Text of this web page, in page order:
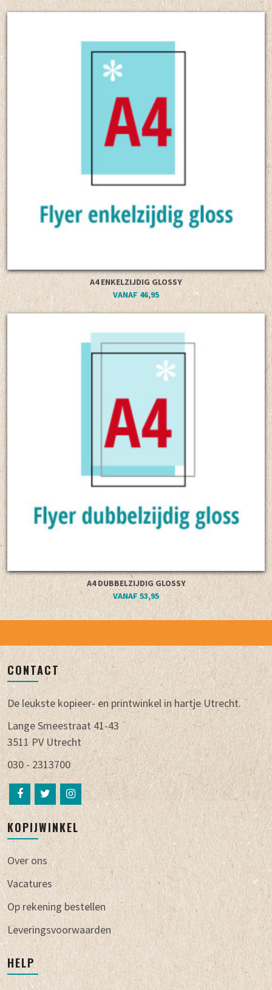
A4 ENKELZIJDIG GLOSSY
VANAF 46,95
A4 DUBBELZIJDIG GLOSSY
VANAF 53,95
CONTACT
De leukste kopieer- en printwinkel in hartje Utrecht.
Lange Smeestraat 41-43
3511 PV Utrecht
030 - 2313700
KOPIJWINKEL
Over ons
Vacatures
Op rekening bestellen
Leveringsvoorwaarden
HELP